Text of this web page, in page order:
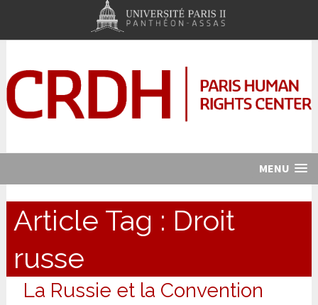
MENU
Article Tag : Droit
russe
La Russie et la Convention